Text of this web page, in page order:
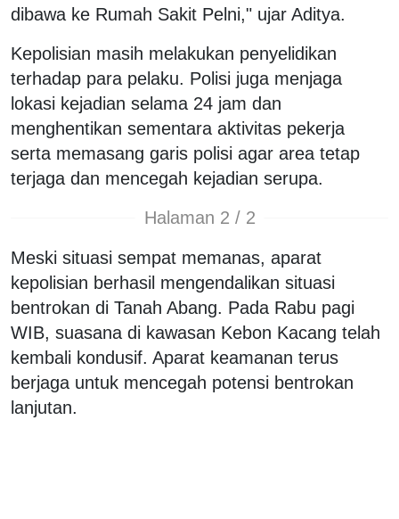
dibawa ke Rumah Sakit Pelni," ujar Aditya.
Kepolisian masih melakukan penyelidikan
terhadap para pelaku. Polisi juga menjaga
lokasi kejadian selama 24 jam dan
menghentikan sementara aktivitas pekerja
serta memasang garis polisi agar area tetap
terjaga dan mencegah kejadian serupa.
Halaman 2 / 2
Meski situasi sempat memanas, aparat
kepolisian berhasil mengendalikan situasi
bentrokan di Tanah Abang. Pada Rabu pagi
WIB, suasana di kawasan Kebon Kacang telah
kembali kondusif. Aparat keamanan terus
berjaga untuk mencegah potensi bentrokan
lanjutan.